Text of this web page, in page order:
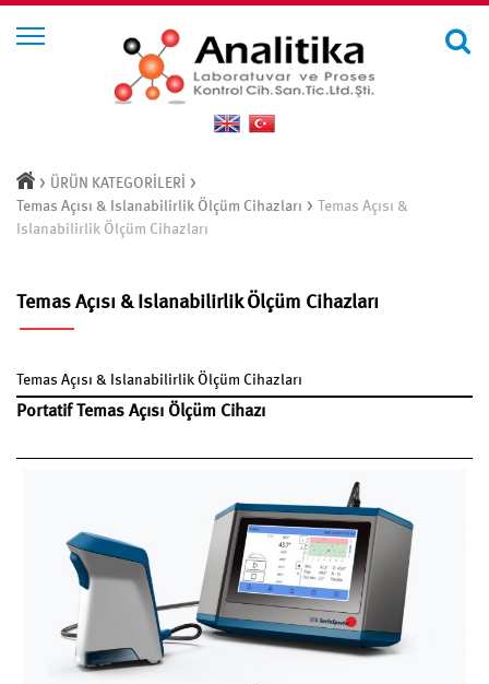
> ÜRÜN KATEGORİLERİ >
Temas Açısı & Islanabilirlik Ölçüm Cihazları >
Temas Açısı &
Islanabilirlik Ölçüm Cihazları
Temas Açısı & Islanabilirlik Ölçüm Cihazları
Temas Açısı & Islanabilirlik Ölçüm Cihazları
Portatif Temas Açısı Ölçüm Cihazı